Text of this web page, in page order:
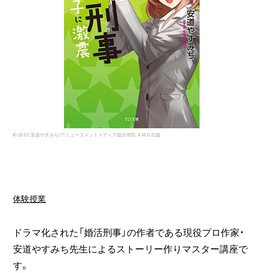
© 2015 安道やすみち/アミューズメントメディア総合学院 ＡＭＧ出版
体験授業
ドラマ化された「婚活刑事」の作者である現役プロ作家・
安道やすみち先生によるストーリー作りマスター講座で
す。